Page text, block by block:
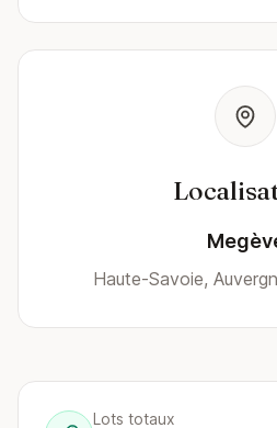
Haute-Savoie,
Lots totaux